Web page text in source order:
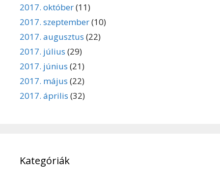
2017. október(11)
2017. szeptember(10)
2017. augusztus (22)
2017. július (29)
2017. június (21)
2017. május (22)
2017. április (32)
Kategóriák